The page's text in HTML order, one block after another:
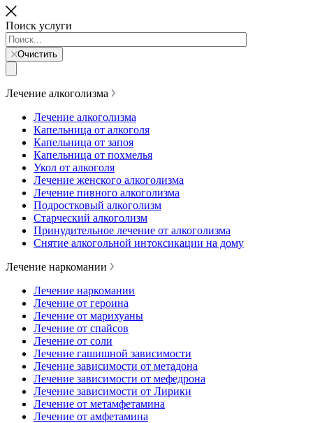
Поиск услуги
Очистить
Лечение алкоголизма
Лечение алкоголизма
Капельница от алкоголя
Капельница от запоя
Капельница от похмелья
Укол от алкоголя
Лечение женского алкоголизма
Лечение пивного алкоголизма
Подростковый алкоголизм
Старческий алкоголизм
Принудительное лечение от алкоголизма
Снятие алкогольной интоксикации на дому
Лечение наркомании
Лечение наркомании
Лечение от героина
Лечение от марихуаны
Лечение от спайсов
Лечение от соли
Лечение гашишной зависимости
Лечение зависимости от метадона
Лечение зависимости от мефедрона
Лечение зависимости от Лирики
Лечение от метамфетамина
Лечение от амфетамина